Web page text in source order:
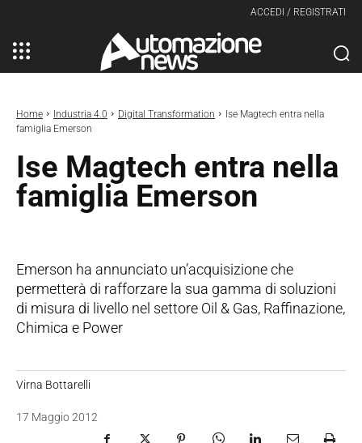
ACCEDI / REGISTRATI
Home Industria 4.0 Digital Transformation
Ise Magtech entra nella
famiglia Emerson
Ise Magtech entra nella
famiglia Emerson
Emerson ha annunciato un’acquisizione che
permetterà di rafforzare la sua gamma di soluzioni
di misura di livello nel settore Oil & Gas, Raffinazione,
Chimica e Power
Virna Bottarelli
17 Maggio 2012